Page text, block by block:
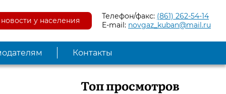
у населения Телефон/факс: (861) 262-54-14
E-mail: novgaz_kuban@mail.ru
Контакты
Топ просмотров